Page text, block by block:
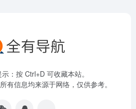
：按 Ctrl+D 可收藏本站。
有信息均来源于网络，仅供参考。